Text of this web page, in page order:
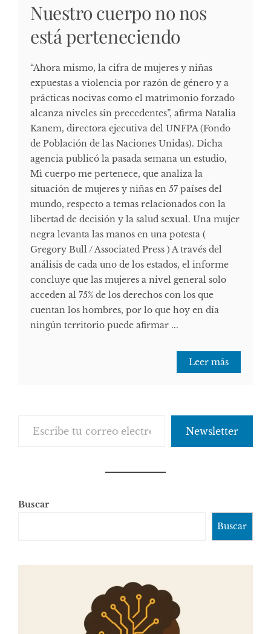
Nuestro cuerpo no nos
está perteneciendo
“Ahora mismo, la cifra de mujeres y niñas
expuestas a violencia por razón de género y a
prácticas nocivas como el matrimonio forzado
alcanza niveles sin precedentes”, afirma Natalia
Kanem, directora ejecutiva del UNFPA (Fondo
de Población de las Naciones Unidas). Dicha
agencia publicó la pasada semana un estudio,
Mi cuerpo me pertenece, que analiza la
situación de mujeres y niñas en 57 países del
mundo, respecto a temas relacionados con la
libertad de decisión y la salud sexual. Una mujer
negra levanta las manos en una potesta (
Gregory Bull / Associated Press ) A través del
análisis de cada uno de los estados, el informe
concluye que las mujeres a nivel general solo
acceden al 75% de los derechos con los que
cuentan los hombres, por lo que hoy en día
ningún territorio puede afirmar ...
Leer más
Newsletter
Buscar
Buscar